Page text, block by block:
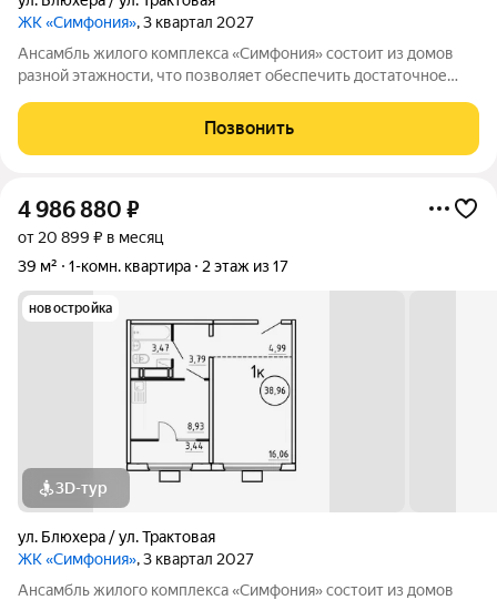
ЖК «Симфония», 3 квартал 2027
Ансамбль жилого комплекса «Симфония» состоит из домов
разной этажности, что позволяет обеспечить достаточное
времени и предлагаем квартиры с уже готовой базовой
отделкой. Заезжайте и живите! ЖК
Позвонить
4 986 880 ₽
от 20 899 ₽ в месяц
39 м²
1-комн. квартира 2 этаж из 17
новостройка
3D-тур
ул. Блюхера / ул. Трактовая
ЖК «Симфония», 3 квартал 2027
Ансамбль жилого комплекса «Симфония» состоит из домов